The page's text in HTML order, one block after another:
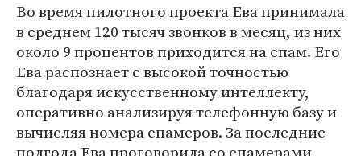
Во время пилотного проекта Ева принимала
в среднем 120 тысяч звонков в месяц, из них
около 9 процентов приходится на спам. Его
Ева распознает с высокой точностью
благодаря искусственному интеллекту,
оперативно анализируя телефонную базу и
вычисляя номера спамеров. За последние